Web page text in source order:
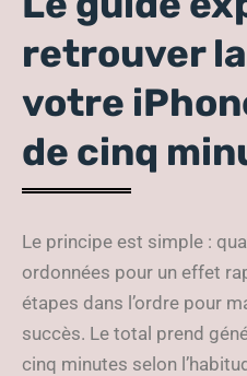
retrouver
votre
de cinq
Le principe est simple :
ordonnées pour un effet
étapes dans l’ordre pour
succès. Le total prend
cinq minutes selon